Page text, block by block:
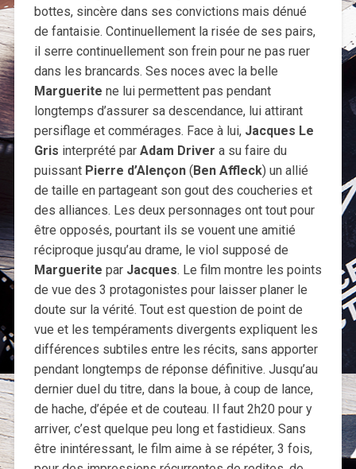
bottes, sincère dans ses convictions mais dénué
de fantaisie. Continuellement la risée de ses pairs,
il serre continuellement son frein pour ne pas ruer
dans les brancards. Ses noces avec la belle
Marguerite ne lui permettent pas pendant
longtemps d’assurer sa descendance, lui attirant
persiflage et commérages. Face à lui, Jacques Le
Gris interprété parAdam Driver a su faire du
puissantPierre d’Alençon(Ben Affleck) un allié
de taille en partageant son gout des coucheries et
des alliances. Les deux personnages ont tout pour
être opposés, pourtant ils se vouent une amitié
réciproque jusqu’au drame, le viol supposé de
Marguerite par Jacques. Le film montre les points
de vue des 3 protagonistes pour laisser planer le
doute sur la vérité. Tout est question de point de
vue et les tempéraments divergents expliquent les
différences subtiles entre les récits, sans apporter
pendant longtemps de réponse définitive. Jusqu’au
dernier duel du titre, dans la boue, à coup de lance,
de hache, d’épée et de couteau. Il faut 2h20 pour y
arriver, c’est quelque peu long et fastidieux. Sans
être inintéressant, le film aime à se répéter, 3 fois,